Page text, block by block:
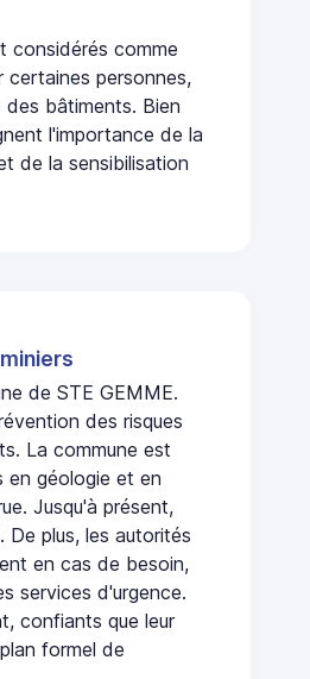
considérés comme
certaines personnes,
des bâtiments. Bien
l'importance de la
de la sensibilisation
de STE GEMME.
des risques
La commune est
en géologie et en
Jusqu'à présent,
De plus, les autorités
en cas de besoin,
services d'urgence.
confiants que leur
formel de